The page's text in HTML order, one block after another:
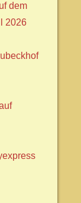
dem
2026